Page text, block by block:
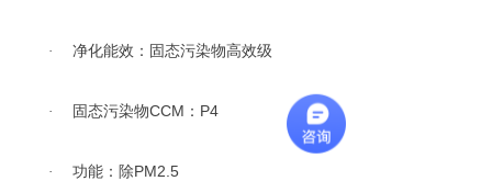
· 净化能效：固态污染物高效级
· 固态污染物CCM：P4
· 功能：除PM2.5